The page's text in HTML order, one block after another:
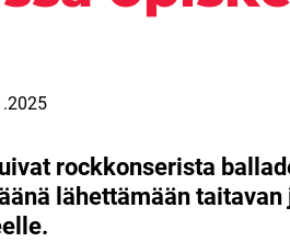
rockkonserista
lähettämään